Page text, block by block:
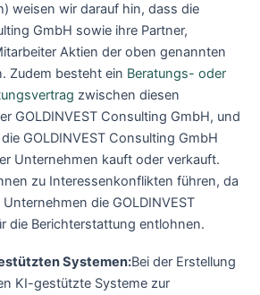
weisen wir darauf hin, dass die
GmbH sowie ihre Partner,
Aktien der oben genannten
Zudem besteht ein Beratungs- oder
zwischen diesen
GOLDINVEST Consulting GmbH, und
GOLDINVEST Consulting GmbH
Unternehmen kauft oder verkauft.
zu Interessenkonflikten führen, da
die GOLDINVEST
die Berichterstattung entlohnen.
Systemen:Bei der Erstellung
KI-gestützte Systeme zur